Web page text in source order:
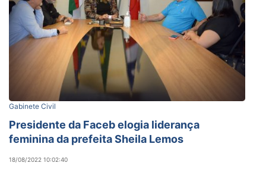
Gabinete Civil
Presidente da Faceb elogia liderança
feminina da prefeita Sheila Lemos
18/08/2022 10:02:40